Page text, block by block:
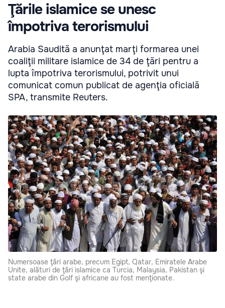
Ţările islamice se unesc
împotriva terorismului
Arabia Saudită a anunţat marţi formarea unei
coaliţii militare islamice de 34 de ţări pentru a
lupta împotriva terorismului, potrivit unui
comunicat comun publicat de agenţia oficială
SPA, transmite Reuters.
Numersoase ţări arabe, precum Egipt, Qatar, Emiratele Arabe
Unite, alături de ţări islamice ca Turcia, Malaysia, Pakistan şi
state arabe din Golf şi africane au fost menţionate.